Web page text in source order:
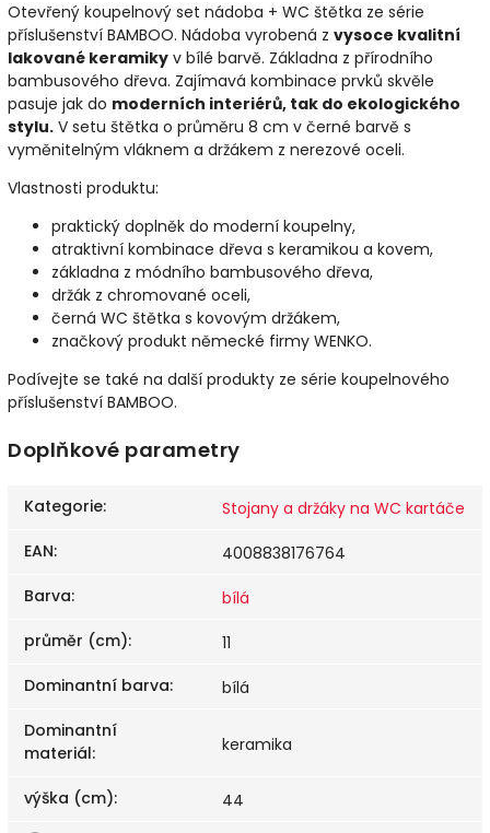
Otevřený koupelnový set nádoba + WC štětka ze série
příslušenství BAMBOO. Nádoba vyrobená z vysoce kvalitní
lakované keramiky v bílé barvě. Základna z přírodního
bambusového dřeva. Zajímavá kombinace prvků skvěle
pasuje jak do moderních interiérů, tak do ekologického
stylu. V setu štětka o průměru 8 cm v černé barvě s
vyměnitelným vláknem a držákem z nerezové oceli.
Vlastnosti produktu:
praktický doplněk do moderní koupelny,
atraktivní kombinace dřeva s keramikou a kovem,
základna z módního bambusového dřeva,
držák z chromované oceli,
černá WC štětka s kovovým držákem,
značkový produkt německé firmy WENKO.
Podívejte se také na další produkty ze série koupelnového
příslušenství BAMBOO.
Doplňkové parametry
Kategorie:
Stojany a držáky na WC kartáče
EAN:
4008838176764
Barva:
bílá
průměr (cm):
11
Dominantní barva:
bílá
Dominantní
materiál: keramika
výška (cm):
44